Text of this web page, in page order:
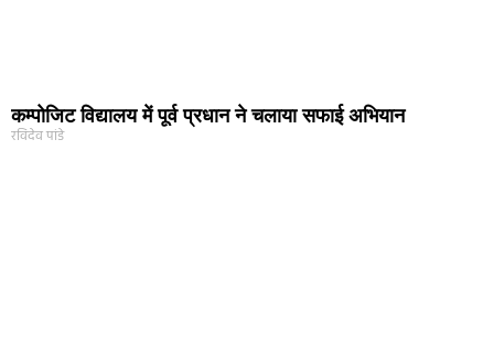
कम्पोजिट विद्यालय में पूर्व प्रधान ने चलाया सफाई अभियान
रविदेव पांडे